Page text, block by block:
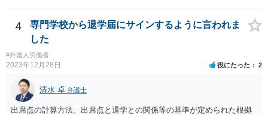
4
専門学校から退学届にサインするように言われま
した
#外国人労働者
2023年12月28日 役にたった 2
清水 卓 弁護士
出席点の計算方法、出席点と退学との関係等の基準が定められた根拠